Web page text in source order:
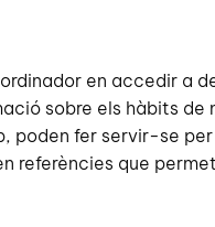
en accedir a
sobre els hàbits
fer servir-se
referències que